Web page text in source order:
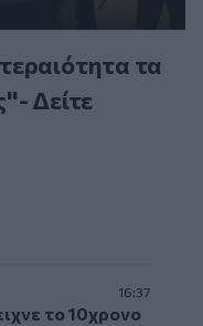
τα
Δείτε
16:37
το 10χρονο